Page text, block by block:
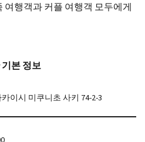
여행객과 커플 여행객 모두에게
본 정보
이시 미쿠니초 사키 74-2-3